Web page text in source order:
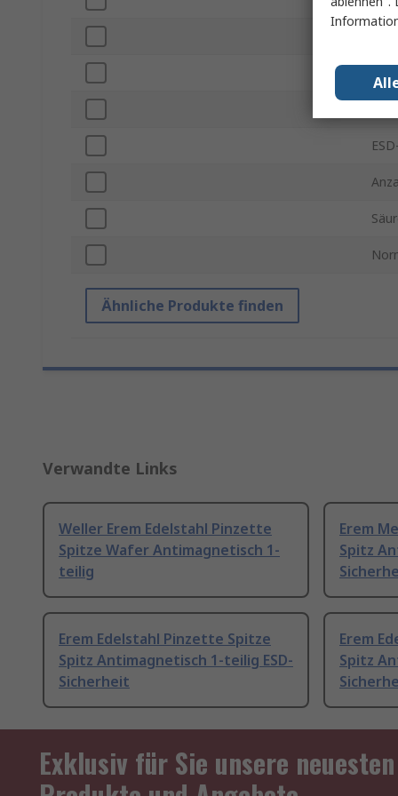
Ähnliche Produkte finden
Verwandte Links
Weller Erem Edelstahl Pinzette
Spitze Wafer Antimagnetisch 1-
teilig
Erem
Spitz
Erem Edelstahl Pinzette Spitze
Spitz Antimagnetisch 1-teilig ESD-
Sicherheit
Erem
Spitz
Exklusiv für Sie unsere neuesten